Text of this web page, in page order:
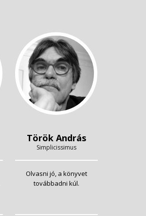
Török András
Simplicissimus
Olvasni jó, a könyvet
továbbadni kúl.